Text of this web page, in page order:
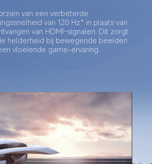
van een verbeterde
van 120 Hz* in plaats van
van HDMI-signalen. Dit zorgt
helderheid bij bewegende beelden
vloeiende game-ervaring.